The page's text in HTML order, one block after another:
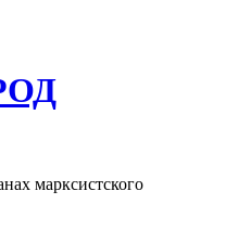
марксистского